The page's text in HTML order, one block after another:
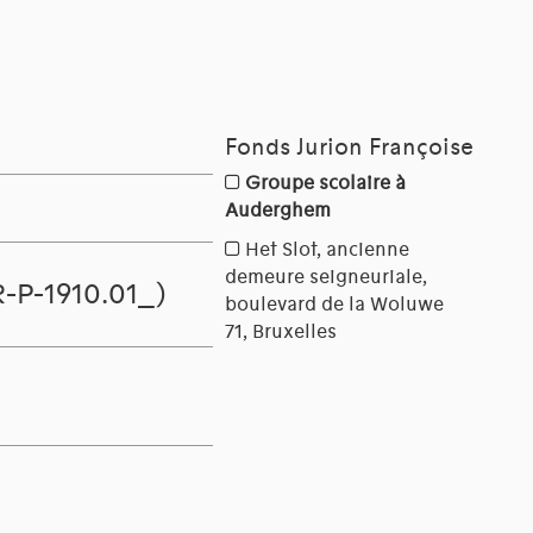
P-1910.01_)